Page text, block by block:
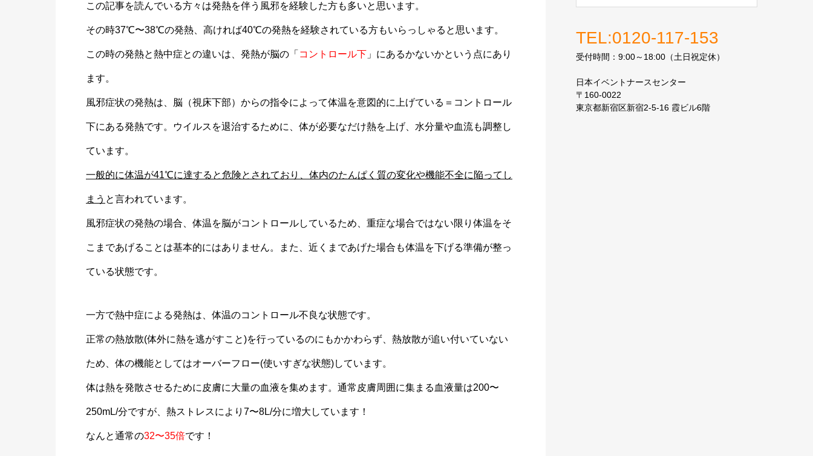
この記事を読んでいる方々は発熱を伴う風邪を経験した方も多いと思います。
その時37℃〜38℃の発熱、高ければ40℃の発熱を経験されている方もいらっしゃると思います。
この時の発熱と熱中症との違いは、発熱が脳の「 コントロール下 」にあるかないかという点にあり
ます。
風邪症状の発熱は、脳（視床下部）からの指令によって体温を意図的に上げている＝コントロール
下にある発熱です。ウイルスを退治するために、体が必要なだけ熱を上げ、水分量や血流も調整し
ています。
一般的に体温が41℃に達すると危険とされており、体内のたんぱく質の変化や機能不全に陥ってし
まう と言われています。
風邪症状の発熱の場合、体温を脳がコントロールしているため、重症な場合ではない限り体温をそ
こまであげることは基本的にはありません。また、近くまであげた場合も体温を下げる準備が整っ
ている状態です。
一方で熱中症による発熱は、体温のコントロール不良な状態です。
正常の熱放散(体外に熱を逃がすこと)を行っているのにもかかわらず、熱放散が追い付いていない
ため、体の機能としてはオーバーフロー(使いすぎな状態)しています。
体は熱を発散させるために皮膚に大量の血液を集めます。通常皮膚周囲に集まる血液量は200〜
250mL/分ですが、熱ストレスにより7〜8L/分に増大しています！
なんと通常の32〜35倍です！
TEL:0120-117-153
受付時間：9:00～18:00（土日祝定休）
日本イベントナースセンター
〒160-0022
東京都新宿区新宿2-5-16 霞ビル6階